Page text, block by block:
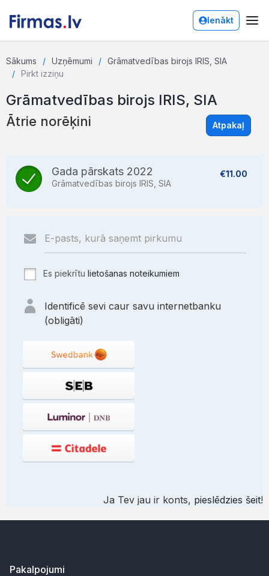
Ienākt
Sākums Uzņēmumi
Grāmatvedības birojs IRIS, SIA
Pirkt izziņu
Grāmatvedības birojs IRIS, SIA
Ātrie norēķini Atpakaļ
Gada pārskats 2022
Grāmatvedības birojs IRIS, SIA
€11.00
Es piekrītu lietošanas noteikumiem
Identificē sevi caur savu internetbanku
(obligāti)
Ja Tev jau ir konts, pieslēdzies šeit!
Pakalpojumi